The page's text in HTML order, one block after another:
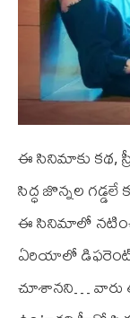
ఈ సినిమాకు కథ,
సిద్ధ జొన్నల
ఈ సినిమాలో
ఏరియాలో డిఫరెంట్
చూశానని… వారు